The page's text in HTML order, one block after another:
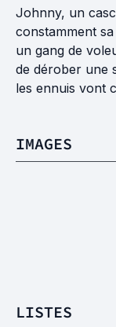
Johnny, un
constamment
un gang de
de dérober une
les ennuis vont
IMAGES
LISTES